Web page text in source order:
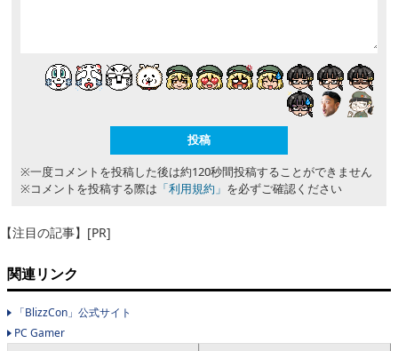
※一度コメントを投稿した後は約120秒間投稿することができません
※コメントを投稿する際は 「利用規約」 を必ずご確認ください
【注目の記事】[PR]
関連リンク
「BlizzCon」公式サイト
PC Gamer